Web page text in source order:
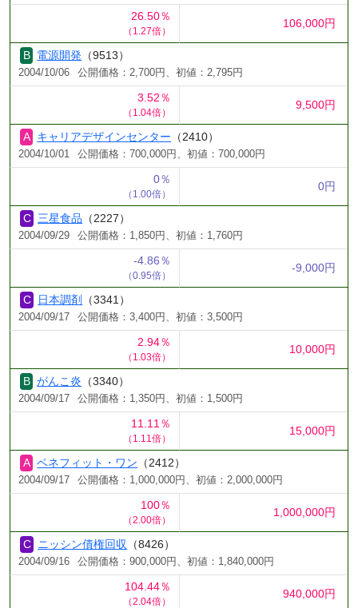
26.50％
（1.27倍）
106,000円
電源開発 （9513）
2004/10/06 公開価格：2,700円、初値：2,795円
3.52％
（1.04倍）
9,500円
キャリアデザインセンター （2410）
2004/10/01 公開価格：700,000円、初値：700,000円
0％
（1.00倍）
0円
三星食品 （2227）
2004/09/29 公開価格：1,850円、初値：1,760円
-4.86％
（0.95倍）
-9,000円
日本調剤 （3341）
2004/09/17 公開価格：3,400円、初値：3,500円
2.94％
（1.03倍）
10,000円
がんこ炎 （3340）
2004/09/17 公開価格：1,350円、初値：1,500円
11.11％
（1.11倍）
15,000円
ベネフィット・ワン （2412）
2004/09/17 公開価格：1,000,000円、初値：2,000,000円
100％
（2.00倍）
1,000,000円
ニッシン債権回収 （8426）
2004/09/16 公開価格：900,000円、初値：1,840,000円
104.44％
（2.04倍）
940,000円